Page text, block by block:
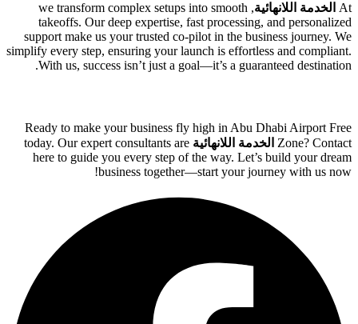
At الخدمة اللانهائية , we transform complex setups into smooth
takeoffs. Our deep expertise, fast processing, and personalized
support make us your trusted co-pilot in the business journey. We
simplify every step, ensuring your launch is effortless and compliant.
With us, success isn’t just a goal—it’s a guaranteed destination.
Ready to make your business fly high in Abu Dhabi Airport Free
Zone? Contact الخدمة اللانهائية today. Our expert consultants are
here to guide you every step of the way. Let’s build your dream
business together—start your journey with us now!